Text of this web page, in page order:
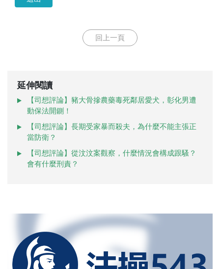
回上一頁
延伸閱讀
【司想評論】豬大骨摻農藥毒死鄰居愛犬，彰化男遭
動保法開鍘！
【司想評論】長期受家暴而殺夫，為什麼不能主張正
當防衛？
【司想評論】從汶汶案觀察，什麼情況會構成跟騷？
會有什麼刑責？